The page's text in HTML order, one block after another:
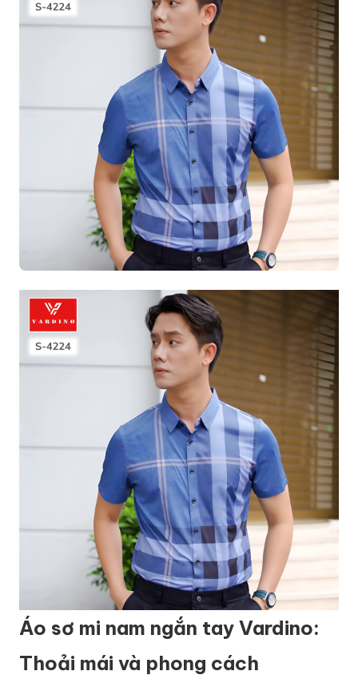
Áo sơ mi nam ngắn tay Vardino:
Thoải mái và phong cách